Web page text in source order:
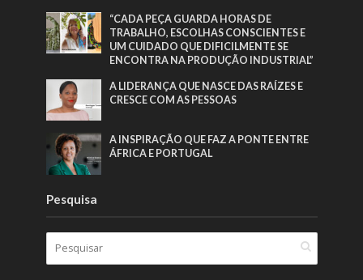
“CADA PEÇA GUARDA HORAS DE
TRABALHO, ESCOLHAS CONSCIENTES E
UM CUIDADO QUE DIFICILMENTE SE
ENCONTRA NA PRODUÇÃO INDUSTRIAL”
A LIDERANÇA QUE NASCE DAS RAÍZES E
CRESCE COM AS PESSOAS
A INSPIRAÇÃO QUE FAZ A PONTE ENTRE
ÁFRICA E PORTUGAL
Pesquisa